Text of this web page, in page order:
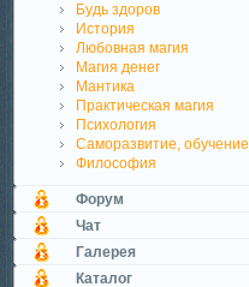
Будь здоров
История
Любовная магия
Магия денег
Мантика
Практическая магия
Психология
Саморазвитие, обучение
Философия
Форум
Чат
Галерея
Каталог